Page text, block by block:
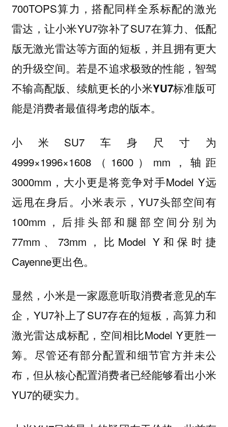
700TOPS算力，搭配同样全系标配的激光
雷达，让小米YU7弥补了SU7在算力、低配
版无激光雷达等方面的短板，并且拥有更大
的升级空间。 若是不追求极致的性能，智驾
不输高配版、续航更长的小米YU7标准版可
能是消费者最值得考虑的版本。
小米SU7车身尺寸为
4999×1996×1608（1600）mm，轴距
3000mm，大小更是将竞争对手Model Y远
远甩在身后。小米表示，YU7头部空间有
100mm，后排头部和腿部空间分别为
77mm、73mm，比Model Y和保时捷
Cayenne更出色。
显然，小米是一家愿意听取消费者意见的车
企，YU7补上了SU7存在的短板，高算力和
激光雷达成标配，空间相比Model Y更胜一
筹。尽管还有部分配置和细节官方并未公
布，但从核心配置消费者已经能够看出小米
YU7的硬实力。